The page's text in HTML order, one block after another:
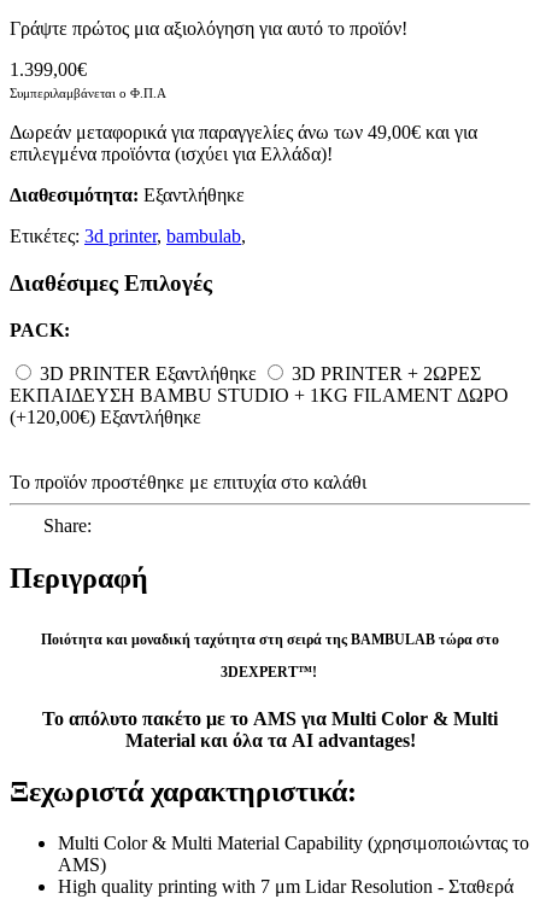
Γράψτε πρώτος μια αξιολόγηση για αυτό το προϊόν!
1.399,00€
Συμπεριλαμβάνεται ο Φ.Π.Α
Δωρεάν μεταφορικά για παραγγελίες άνω των 49,00€ και για
επιλεγμένα προϊόντα (ισχύει για Ελλάδα)!
Διαθεσιμότητα: Eξαντλήθηκε
Ετικέτες: 3d printer, bambulab,
Διαθέσιμες Επιλογές
PACK:
3D PRINTER Eξαντλήθηκε
3D PRINTER + 2ΩΡΕΣ
ΕΚΠΑΙΔΕΥΣΗ BAMBU STUDIO + 1KG FILAMENT ΔΩΡΟ
(+120,00€) Eξαντλήθηκε
Το προϊόν προστέθηκε με επιτυχία στο καλάθι
Share:
Περιγραφή
Ποιότητα και μοναδική ταχύτητα στη σειρά της BAMBULAB τώρα στο
3DEXPERT™!
Το απόλυτο πακέτο με το AMS για Multi Color & Multi
Material και όλα τα AI advantages!
Ξεχωριστά χαρακτηριστικά:
Multi Color & Multi Material Capability (χρησιμοποιώντας το
AMS)
High quality printing with 7 μm Lidar Resolution - Σταθερά